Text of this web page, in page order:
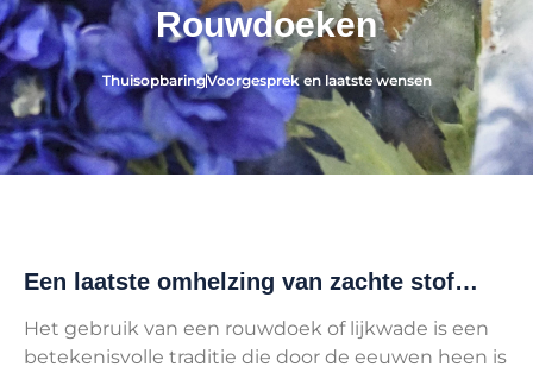
Rouwdoeken
ThuisopbaringVoorgesprek en laatste wensen
Een laatste omhelzing van zachte stof…
Het gebruik van een rouwdoek of lijkwade is een
betekenisvolle traditie die door de eeuwen heen is